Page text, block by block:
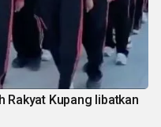
Rakyat Kupang libatkan